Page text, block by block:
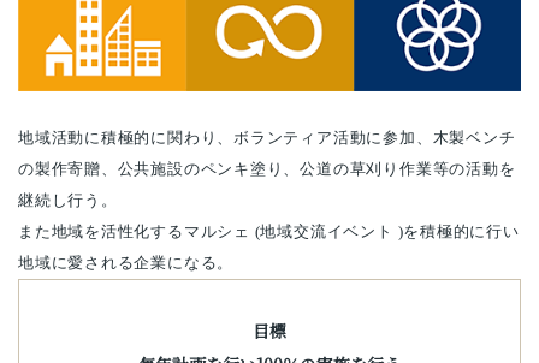
地域活動に積極的に関わり、ボランティア活動に参加、木製ベンチ
の製作寄贈、公共施設のペンキ塗り、公道の草刈り作業等の活動を
継続し行う。
また地域を活性化するマルシェ (地域交流イベント )を積極的に行い
地域に愛される企業になる。
目標